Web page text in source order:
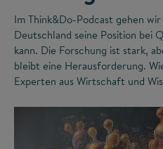
Im Think&Do-Podcast gehen
Deutschland seine Position bei
kann. Die Forschung ist stark,
bleibt eine Herausforderung.
Experten aus Wirtschaft und